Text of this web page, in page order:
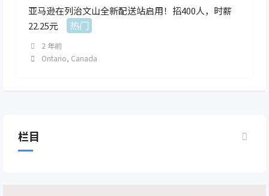
亚马逊在列治文山全新配送站启用！招400人，时薪
22.25元
热门
2 年前
Ontario, Canada
栏目